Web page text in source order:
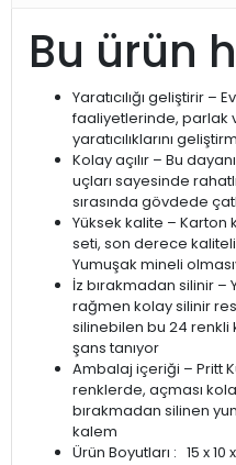
Bu ürün
Yaratıcılığı geliştirir –
faaliyetlerinde, parlak
yaratıcılıklarını
Kolay açılır – Bu
uçları sayesinde
sırasında gövdede
Yüksek kalite – Karton
seti, son derece
Yumuşak mineli
İz bırakmadan silinir –
rağmen kolay silinir
silinebilen bu 24 renkli
şans tanıyor
Ambalaj içeriği – Pritt
renklerde, açması
bırakmadan silinen
kalem
Ürün Boyutları : ‎15 x 10